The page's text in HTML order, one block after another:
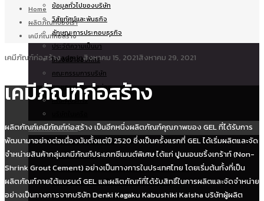
ข้อมูลทั่วไปของบริษัท
วิสัยทัศน์และพันธกิจ
ลักษณะการประกอบธุรกิจ
ประวัติความเป็นมา
โครงสร้างองค์กร
คณะกรรมการบริษัท
คณะกรรมการชุดย่อย
คณะผู้บริหาร
ผลิตภัณฑ์ของเรา
เสาเข็มคอนกรีตอัดแรง
เสาเข็มดินซีเมนต์
เสาเข็มคอนกรีตเสริมเหล็กอัดแรงโดยใช้แรงเหวี่ยง
ชิ้นส่วนคอนกรีตสำเร็จรูป สำหรับงานอาคาร
ชิ้นส่วนคอนกรีตอัดแรงสำเร็จรูป สำหรับงานสาธารณูปโภค
Home
ผลิตภัณฑ์ของเรา
เคมีภัณฑ์ก่อสร้าง
เคมีภัณฑ์ก่อสร้างadminสิงหาคม 15, 2021สิงหาคม 29, 2021
เคมีภัณฑ์ก่อสร้าง
ผลิตภัณฑ์เคมีภัณฑ์ก่อสร้าง เป็นอีกหนึ่งผลิตภัณฑ์คุณภาพของ GEL ที่ได้รับการ
พัฒนามาอย่างต่อเนื่องนับตั้งแต่ปี 2520 ซึ่งเป็นครั้งแรกที่ GEL ได้เริ่มผลิตและจัด
จำหน่ายสินค้ากลุ่มเคมีภัณฑ์ประเภทซีเมนต์พิเศษ ได้แก่ ปูนนอนชริ้งเกร้าท์ (Non-
Shrink Grout Cement) อย่างเป็นทางการในประเทศไทย โดยเริ่มต้นทั้งที่เป็น
ผลิตภัณฑ์ภายใต้แบรนด์ GEL และผลิตภัณฑ์ที่ได้รับสิทธิ์ในการผลิตและจัดจำหน่าย
อย่างเป็นทางการจากบริษัท Denki Kagaku Kabushiki Kaisha บริษัทผู้ผลิต